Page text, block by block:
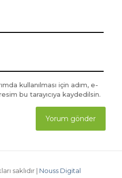
kullanılması için adım, e-
bu tarayıcıya kaydedilsin.
saklıdır | Nouss Digital